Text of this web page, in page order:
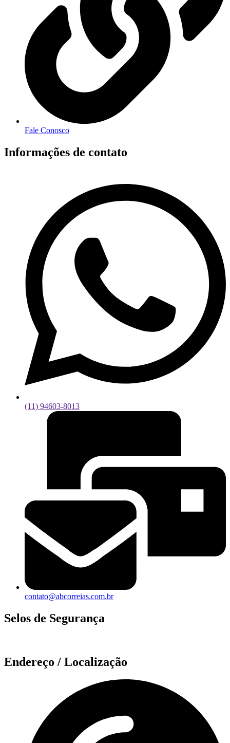
Fale Conosco
Informações de contato
(11) 94603-8013
contato@abcorreias.com.br
Selos de Segurança
Endereço / Localização